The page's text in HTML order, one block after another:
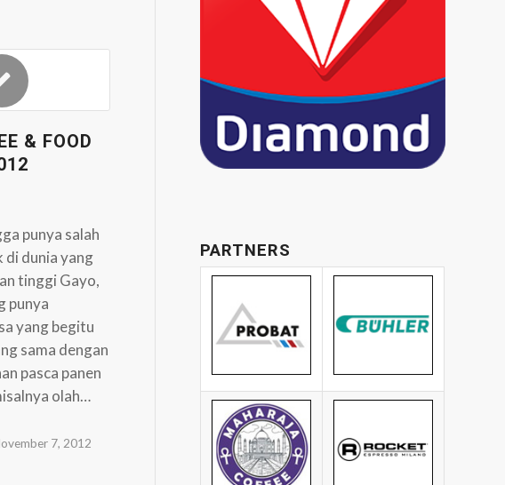
& FOOD
punya salah
di dunia yang
tinggi Gayo,
punya
yang begitu
sama dengan
pasca panen
olah…
7, 2012
PARTNERS